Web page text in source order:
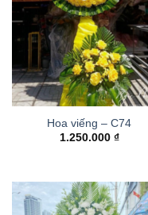
Hoa viếng – C74
1.250.000 ₫